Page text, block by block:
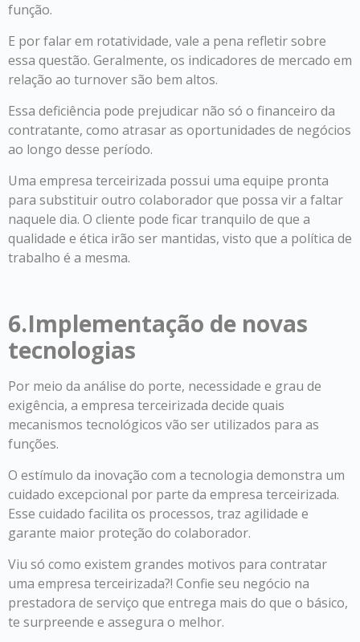
função.
E por falar em rotatividade, vale a pena refletir sobre
essa questão. Geralmente, os indicadores de mercado em
relação ao turnover são bem altos.
Essa deficiência pode prejudicar não só o financeiro da
contratante, como atrasar as oportunidades de negócios
ao longo desse período.
Uma empresa terceirizada possui uma equipe pronta
para substituir outro colaborador que possa vir a faltar
naquele dia. O cliente pode ficar tranquilo de que a
qualidade e ética irão ser mantidas, visto que a política de
trabalho é a mesma.
6.Implementação de novas
tecnologias
Por meio da análise do porte, necessidade e grau de
exigência, a empresa terceirizada decide quais
mecanismos tecnológicos vão ser utilizados para as
funções.
O estímulo da inovação com a tecnologia demonstra um
cuidado excepcional por parte da empresa terceirizada.
Esse cuidado facilita os processos, traz agilidade e
garante maior proteção do colaborador.
Viu só como existem grandes motivos para contratar
uma empresa terceirizada?! Confie seu negócio na
prestadora de serviço que entrega mais do que o básico,
te surpreende e assegura o melhor.